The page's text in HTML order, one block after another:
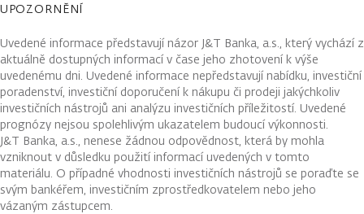
UPOZORNĚNÍ
Uvedené informace představují názor J&T Banka, a.s., který vychází z
aktuálně dostupných informací v čase jeho zhotovení k výše
uvedenému dni. Uvedené informace nepředstavují nabídku, investiční
poradenství, investiční doporučení k nákupu či prodeji jakýchkoliv
investičních nástrojů ani analýzu investičních příležitostí. Uvedené
prognózy nejsou spolehlivým ukazatelem budoucí výkonnosti.
J&T Banka, a.s., nenese žádnou odpovědnost, která by mohla
vzniknout v důsledku použití informací uvedených v tomto
materiálu. O případné vhodnosti investičních nástrojů se poraďte se
svým bankéřem, investičním zprostředkovatelem nebo jeho
vázaným zástupcem.